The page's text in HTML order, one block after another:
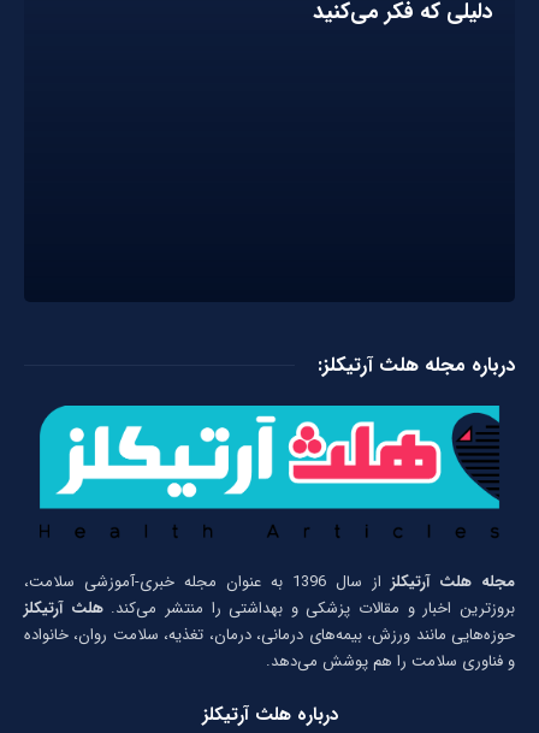
دلیلی که فکر می‌کنید
درباره مجله هلث آرتیکلز:
مجله هلث آرتیکلز
از سال 1396 به عنوان مجله خبری-آموزشی سلامت،
بروزترین اخبار و مقالات پزشکی و بهداشتی را منتشر می‌کند.هلث آرتیکلز
حوزه‌هایی مانند ورزش، بیمه‌های درمانی، درمان، تغذیه، سلامت روان، خانواده
و فناوری سلامت را هم پوشش می‌دهد.
درباره هلث آرتیکلز